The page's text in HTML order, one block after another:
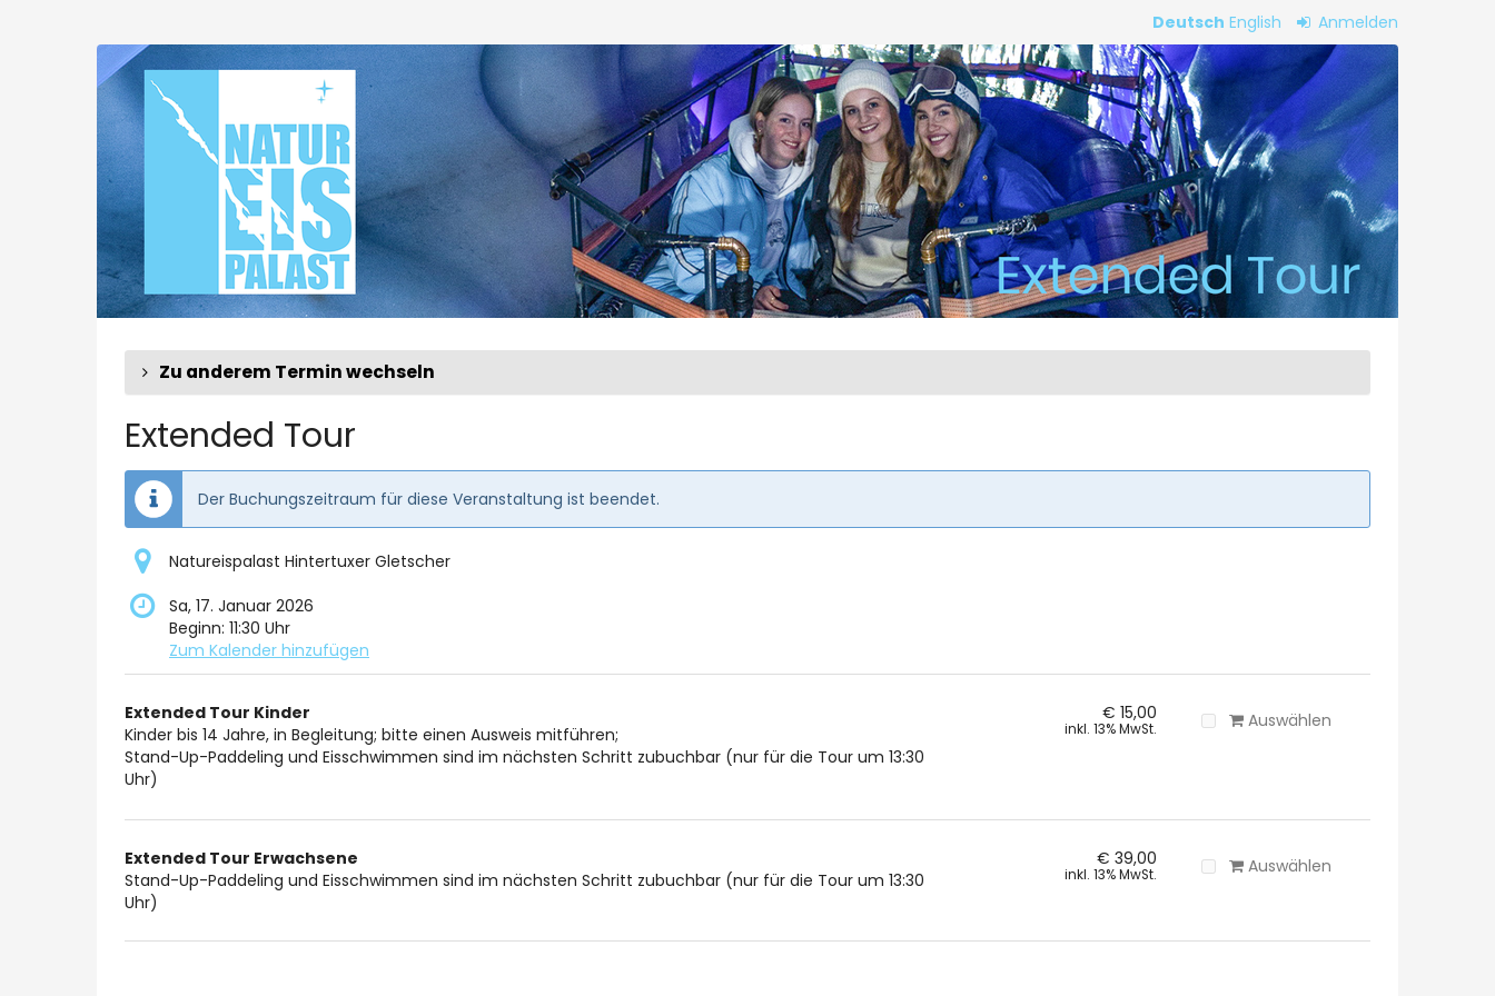
Deutsch English Anmelden
Extended
Tour
Zu anderem Termin wechseln
Extended Tour
Der Buchungszeitraum für diese Veranstaltung ist beendet.
Natureispalast Hintertuxer Gletscher
Sa, 17. Januar 2026
Beginn: 11:30 Uhr
Zum Kalender hinzufügen
Produkte
Unkategorisierte
Produkte
Extended Tour Kinder
Kinder bis 14 Jahre, in Begleitung; bitte einen Ausweis mitführen;
Stand-Up-Paddeling und Eisschwimmen sind im nächsten Schritt zubuchbar (nur für die Tour um 13:30
Uhr)
€ 15,00
inkl. 13% MwSt. Auswählen
Extended Tour Erwachsene
Stand-Up-Paddeling und Eisschwimmen sind im nächsten Schritt zubuchbar (nur für die Tour um 13:30
Uhr)
€ 39,00
inkl. 13% MwSt. Auswählen